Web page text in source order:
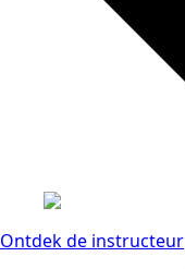
Ontdek de instructeur